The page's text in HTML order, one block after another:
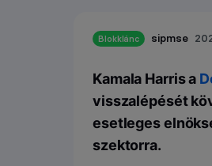
Blokklánc sipmse
Kamala Harris a
visszalépését
esetleges
szektorra.